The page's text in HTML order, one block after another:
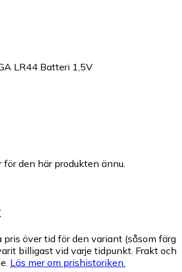
LR44 Batteri 1,5V
den här produkten ännu.
pris över tid för den variant (såsom färg
billigast vid varje tidpunkt. Frakt och
Läs mer om prishistoriken.